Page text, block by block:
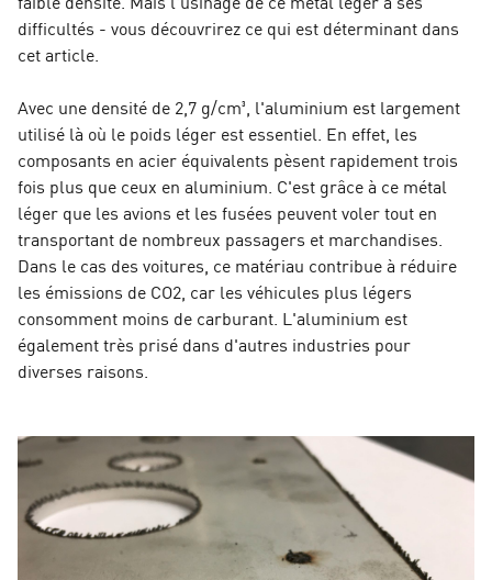
difficultés - vous découvrirez ce qui est déterminant dans
cet article.
Avec une densité de 2,7 g/cm³, l'aluminium est largement
utilisé là où le poids léger est essentiel. En effet, les
composants en acier équivalents pèsent rapidement trois
fois plus que ceux en aluminium. C'est grâce à ce métal
léger que les avions et les fusées peuvent voler tout en
transportant de nombreux passagers et marchandises.
Dans le cas des voitures, ce matériau contribue à réduire
les émissions de CO2, car les véhicules plus légers
consomment moins de carburant. L'aluminium est
également très prisé dans d'autres industries pour
diverses raisons.